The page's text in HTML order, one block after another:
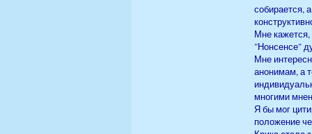
собирается,
Мне
"Нонсенсе"
Мне
анонимам, а
многими
Я бы мог
положение